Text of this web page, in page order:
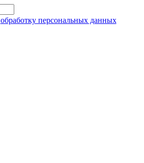
обработку персональных данных